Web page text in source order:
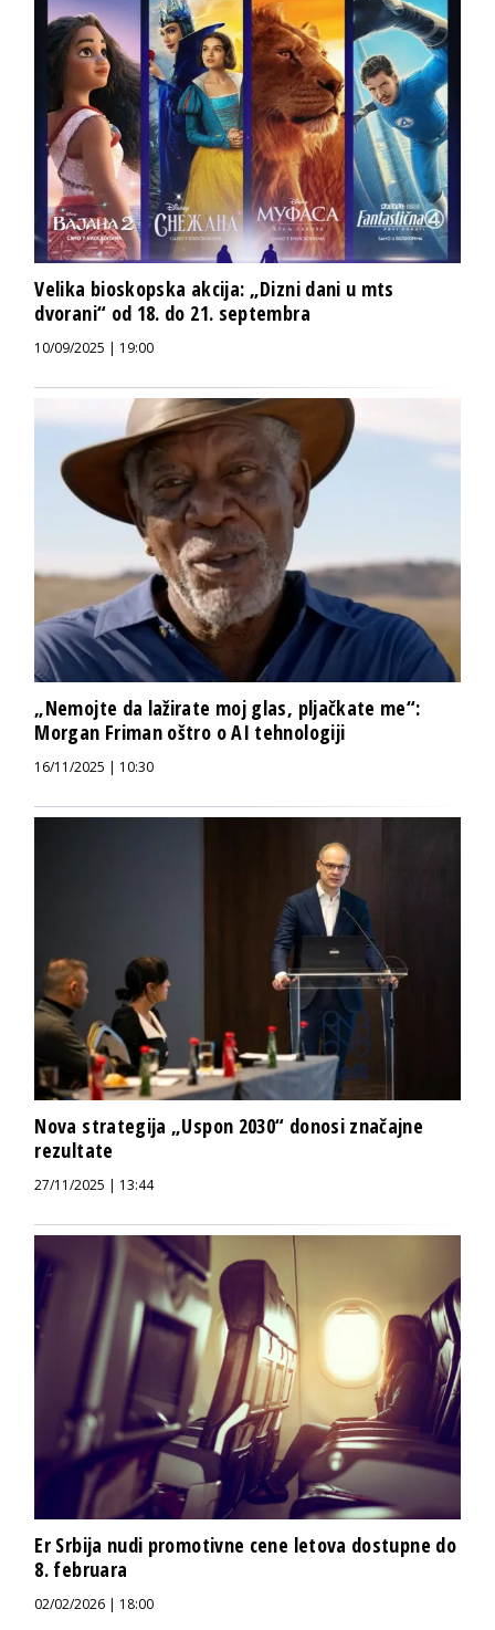
Velika bioskopska akcija: „Dizni dani u mts
dvorani“ od 18. do 21. septembra
10/09/2025 | 19:00
„Nemojte da lažirate moj glas, pljačkate me“:
Morgan Friman oštro o AI tehnologiji
16/11/2025 | 10:30
Nova strategija „Uspon 2030“ donosi značajne
rezultate
27/11/2025 | 13:44
Er Srbija nudi promotivne cene letova dostupne do
8. februara
02/02/2026 | 18:00